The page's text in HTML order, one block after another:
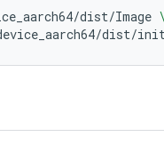
dist/Image \
dist/